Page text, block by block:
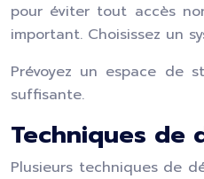
pour éviter tout accès
important. Choisissez un
Prévoyez un espace de
suffisante.
Techniques de
Plusieurs techniques de